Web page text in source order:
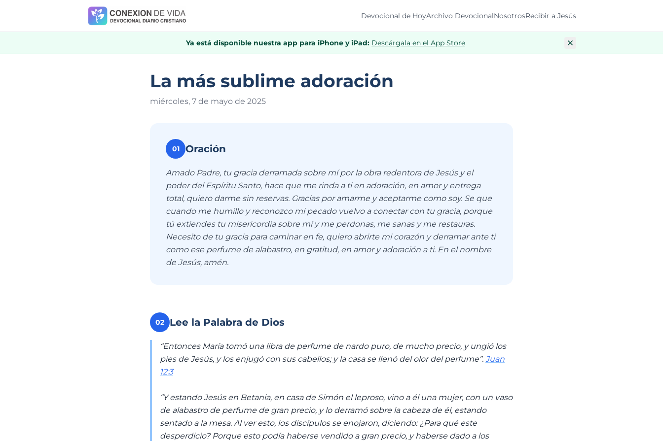
Devocional de HoyArchivo DevocionalNosotrosRecibir a Jesús
Ya está disponible nuestra app para iPhone y iPad: Descárgala en el App Store
La más sublime adoración
miércoles, 7 de mayo de 2025
01 Oración
Amado Padre, tu gracia derramada sobre mí por la obra redentora de Jesús y el
poder del Espíritu Santo, hace que me rinda a ti en adoración, en amor y entrega
total, quiero darme sin reservas. Gracias por amarme y aceptarme como soy. Se que
cuando me humillo y reconozco mi pecado vuelvo a conectar con tu gracia, porque
tú extiendes tu misericordia sobre mí y me perdonas, me sanas y me restauras.
Necesito de tu gracia para caminar en fe, quiero abrirte mi corazón y derramar ante ti
como ese perfume de alabastro, en gratitud, en amor y adoración a ti. En el nombre
de Jesús, amén.
02 Lee la Palabra de Dios
“Entonces María tomó una libra de perfume de nardo puro, de mucho precio, y ungió los
pies de Jesús, y los enjugó con sus cabellos; y la casa se llenó del olor del perfume”. Juan
12:3
“Y estando Jesús en Betania, en casa de Simón el leproso, vino a él una mujer, con un vaso
de alabastro de perfume de gran precio, y lo derramó sobre la cabeza de él, estando
sentado a la mesa. Al ver esto, los discípulos se enojaron, diciendo: ¿Para qué este
desperdicio? Porque esto podía haberse vendido a gran precio, y haberse dado a los